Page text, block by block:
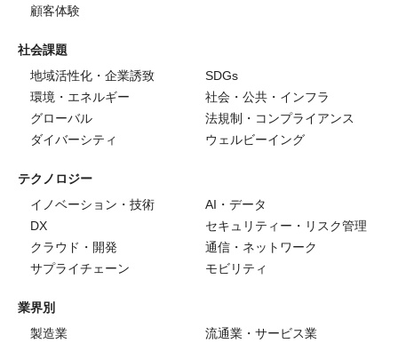
顧客体験
社会課題
地域活性化・企業誘致
SDGs
環境・エネルギー
社会・公共・インフラ
グローバル
法規制・コンプライアンス
ダイバーシティ
ウェルビーイング
テクノロジー
イノベーション・技術
AI・データ
DX
セキュリティー・リスク管理
クラウド・開発
通信・ネットワーク
サプライチェーン
モビリティ
業界別
製造業
流通業・サービス業